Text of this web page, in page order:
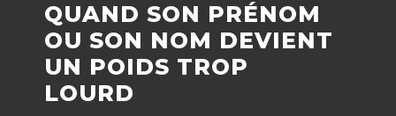
QUAND SON PRÉNOM
OU SON NOM DEVIENT
UN POIDS TROP
LOURD